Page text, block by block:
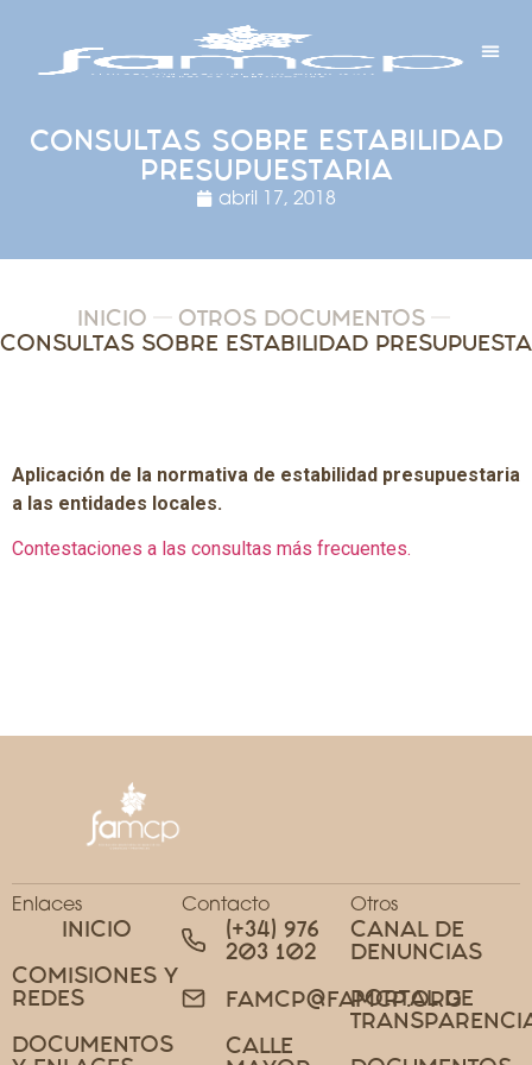
CONSULTAS SOBRE ESTABILIDAD
PRESUPUESTARIA
abril 17, 2018
INICIO
OTROS DOCUMENTOS
CONSULTAS SOBRE ESTABILIDAD
Aplicación de la normativa de estabilidad presupuestaria
a las entidades locales.
Contestaciones a las consultas más frecuentes.
Enlaces
INICIO
COMISIONES Y
REDES
DOCUMENTOS
Contacto
(+34) 976
203 102
FAMCP@FAMCP.ORG
CALLE
Otros
CANAL DE
DENUNCIAS
PORTAL DE